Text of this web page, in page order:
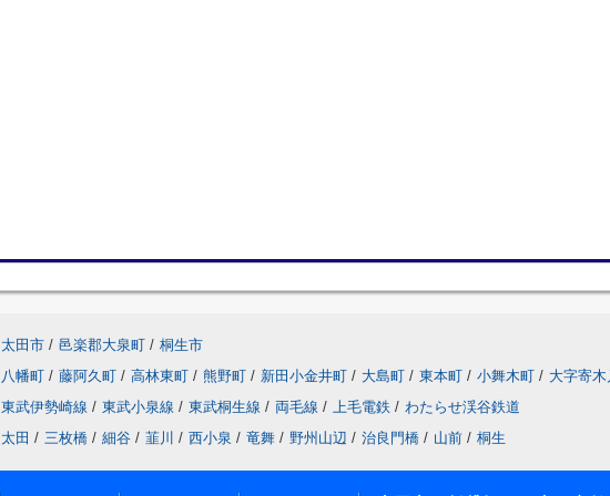
太田市 / 邑楽郡大泉町 / 桐生市
八幡町 / 藤阿久町 / 高林東町 / 熊野町 / 新田小金井町 / 大島町 / 東本町 / 小舞木町 / 大字寄木
東武伊勢崎線 / 東武小泉線 / 東武桐生線 / 両毛線 / 上毛電鉄 / わたらせ渓谷鉄道
太田 / 三枚橋 / 細谷 / 韮川 / 西小泉 / 竜舞 / 野州山辺 / 治良門橋 / 山前 / 桐生